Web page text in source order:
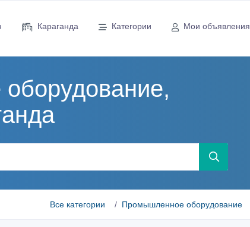
Караганда Категории Мои объявления
Все категории Промышленное оборудование